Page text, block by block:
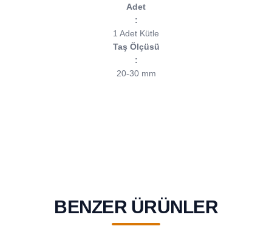
Adet
:
1 Adet Kütle
Taş Ölçüsü
:
20-30 mm
BENZER ÜRÜNLER